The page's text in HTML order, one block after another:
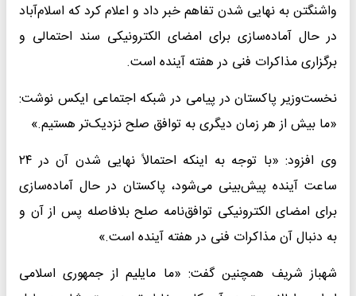
واشنگتن به نهایی شدن تفاهم خبر داد و اعلام کرد که اسلام‌آباد
در حال آماده‌سازی برای امضای الکترونیکی سند احتمالی و
برگزاری مذاکرات فنی در هفته آینده است.
نخست‌وزیر پاکستان در پیامی در شبکه اجتماعی ایکس نوشت:
«ما بیش از هر زمان دیگری به توافق صلح نزدیک‌تر هستیم.»
وی افزود: «با توجه به اینکه احتمالاً نهایی شدن آن در ۲۴
ساعت آینده پیش‌بینی می‌شود، پاکستان در حال آماده‌سازی
برای امضای الکترونیکی توافق‌نامه صلح بلافاصله پس از آن و
به دنبال آن مذاکرات فنی در هفته آینده است.»
شهباز شریف همچنین گفت: «ما مایلیم از جمهوری اسلامی